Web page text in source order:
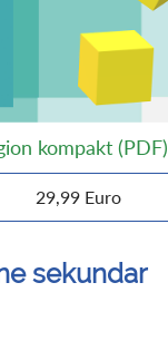
kompakt (PDF)
29,99 Euro
sekundar